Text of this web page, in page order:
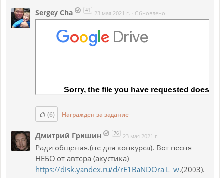
Sergey Cha 41 23 мая 2021 г. · Обновлено
(6) Награжден за задание
Дмитрий Гришин 76 23 мая 2021 г.
Ради общения.(не для конкурса). Вот песня
НЕБО от автора (акустика)
https://disk.yandex.ru/d/rE1BaNDOraIL_w.(2003).